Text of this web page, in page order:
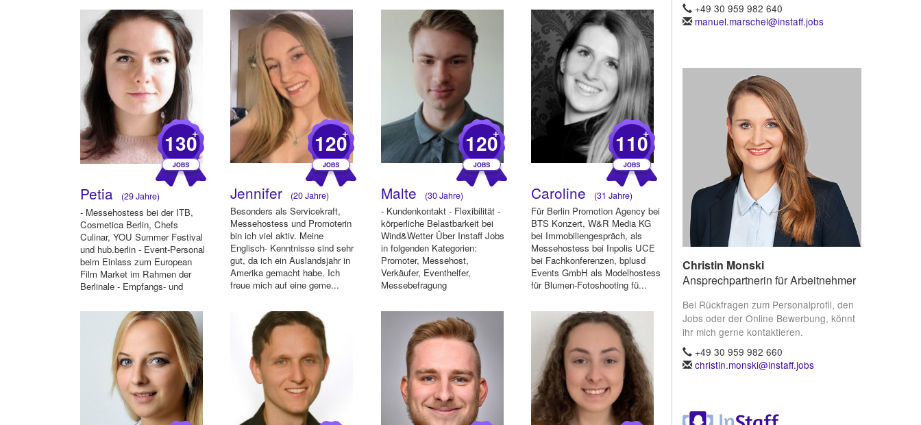
130
+
Petia (29 Jahre)
- Messehostess bei der ITB,
Cosmetica Berlin, Chefs
Culinar, YOU Summer Festival
und hub.berlin - Event-Personal
beim Einlass zum European
Film Market im Rahmen der
Berlinale - Empfangs- und
120
+
Jennifer (20 Jahre)
Besonders als Servicekraft,
Messehostess und Promoterin
bin ich viel aktiv. Meine
Englisch- Kenntnisse sind sehr
gut, da ich ein Auslandsjahr in
Amerika gemacht habe. Ich
freue mich auf eine geme...
120
+
Malte (30 Jahre)
- Kundenkontakt - Flexibilität -
körperliche Belastbarkeit bei
Wind&Wetter Über Instaff Jobs
in folgenden Kategorien:
Promoter, Messehost,
Verkäufer, Eventhelfer,
Messebefragung
110
+
Caroline (31 Jahre)
Für Berlin Promotion Agency bei
BTS Konzert, W&R Media KG
bei Immobiliengespräch, als
Messehostess bei Inpolis UCE
bei Fachkonferenzen, bplusd
Events GmbH als Modelhostess
für Blumen-Fotoshooting fü...
+49 30 959 982 640
manuel.marschel@instaff.jobs
Christin Monski
Ansprechpartnerin für Arbeitnehmer
Bei Rückfragen zum Personalprofil, den
Jobs oder der Online Bewerbung, könnt
ihr mich gerne kontaktieren.
+49 30 959 982 660
christin.monski@instaff.jobs